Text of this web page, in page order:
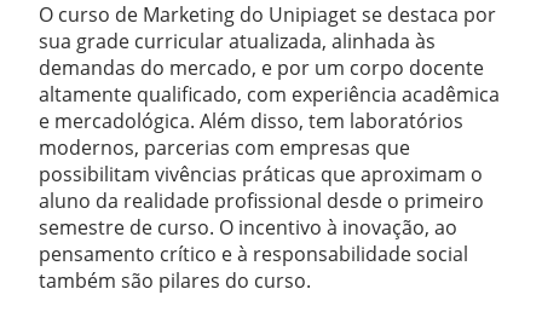
O curso de Marketing do Unipiaget se destaca por
sua grade curricular atualizada, alinhada às
demandas do mercado, e por um corpo docente
altamente qualificado, com experiência acadêmica
e mercadológica. Além disso, tem laboratórios
modernos, parcerias com empresas que
possibilitam vivências práticas que aproximam o
aluno da realidade profissional desde o primeiro
semestre de curso. O incentivo à inovação, ao
pensamento crítico e à responsabilidade social
também são pilares do curso.